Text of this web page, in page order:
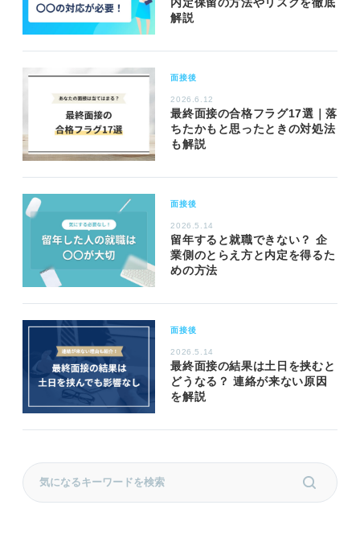
内定保留の方法やリスクを徹底
解説
面接後
2026.6.12
最終面接の合格フラグ17選｜落
ちたかもと思ったときの対処法
も解説
面接後
2026.5.14
留年すると就職できない？ 企
業側のとらえ方と内定を得るた
めの方法
面接後
2026.5.14
最終面接の結果は土日を挟むと
どうなる？ 連絡が来ない原因
を解説